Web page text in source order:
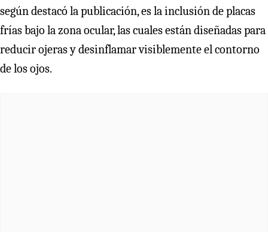
según destacó la publicación, es la inclusión de placas
frías bajo la zona ocular, las cuales están diseñadas para
reducir ojeras y desinflamar visiblemente el contorno
de los ojos.